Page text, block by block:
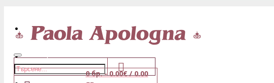
Вход
0 бр. - 0.00€ / 0.00